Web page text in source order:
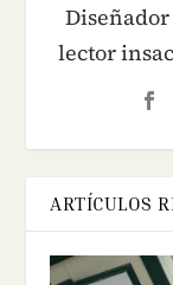
lector
ARTÍCULOS